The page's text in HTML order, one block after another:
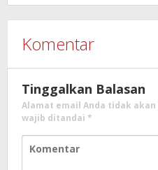
Komentar
Tinggalkan Balasan
Alamat email Anda tidak
wajib ditandai *